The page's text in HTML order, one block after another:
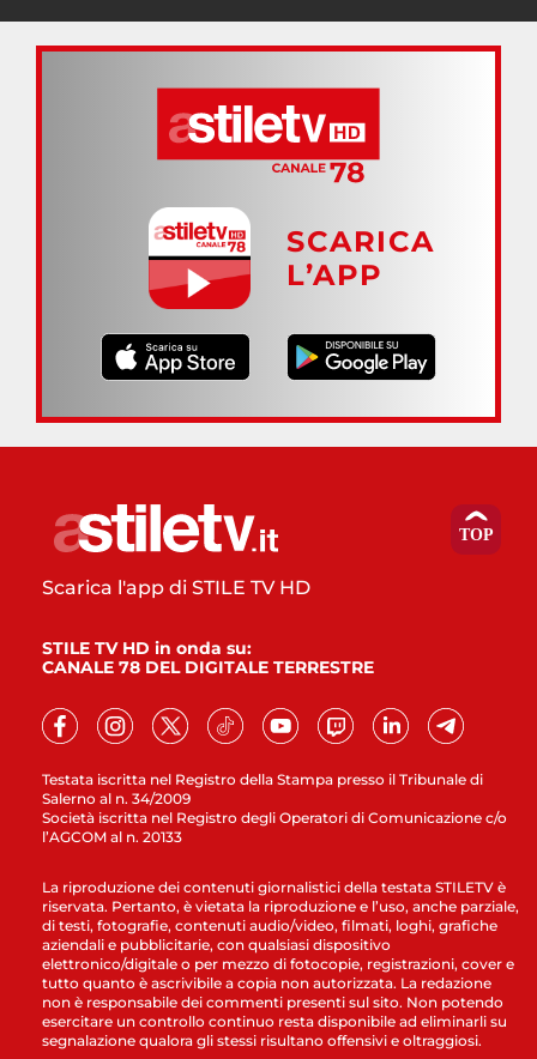
SCARICA
L’APP
Testata iscritta nel Registro della Stampa presso il Tribunale di
Salerno al n. 34/2009
Società iscritta nel Registro degli Operatori di Comunicazione c/o
l’AGCOM al n. 20133
Scarica l'app di STILE TV HD
STILE TV HD in onda su:
CANALE 78 DEL DIGITALE TERRESTRE
La riproduzione dei contenuti giornalistici della testata STILETV è
riservata. Pertanto, è vietata la riproduzione e l’uso, anche parziale,
di testi, fotografie, contenuti audio/video, filmati, loghi, grafiche
aziendali e pubblicitarie, con qualsiasi dispositivo
elettronico/digitale o per mezzo di fotocopie, registrazioni, cover e
tutto quanto è ascrivibile a copia non autorizzata. La redazione
non è responsabile dei commenti presenti sul sito. Non potendo
esercitare un controllo continuo resta disponibile ad eliminarli su
segnalazione qualora gli stessi risultano offensivi e oltraggiosi.